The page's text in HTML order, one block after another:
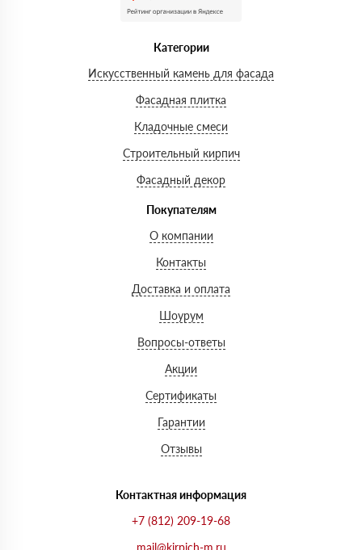
Категории
Искусственный камень для фасада
Фасадная плитка
Кладочные смеси
Строительный кирпич
Фасадный декор
Покупателям
О компании
Контакты
Доставка и оплата
Шоурум
Вопросы-ответы
Акции
Сертификаты
Гарантии
Отзывы
Контактная информация
+7 (812) 209-19-68